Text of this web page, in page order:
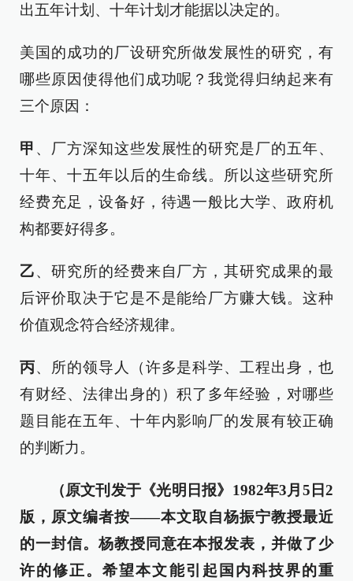
出五年计划、十年计划才能据以决定的。
美国的成功的厂设研究所做发展性的研究，有
哪些原因使得他们成功呢？我觉得归纳起来有
三个原因：
甲 、厂方深知这些发展性的研究是厂的五年、
十年、十五年以后的生命线。所以这些研究所
经费充足，设备好，待遇一般比大学、政府机
构都要好得多。
乙、研究所的经费来自厂方，其研究成果的最
后评价取决于它是不是能给厂方赚大钱。这种
价值观念符合经济规律。
丙、所的领导人（许多是科学、工程出身，也
有财经、法律出身的）积了多年经验，对哪些
题目能在五年、十年内影响厂的发展有较正确
的判断力。
（原文刊发于《光明日报》1982年3月5日2
版，原文编者按——本文取自杨振宁教授最近
的一封信。杨教授同意在本报发表，并做了少
许的修正。希望本文能引起国内科技界的重